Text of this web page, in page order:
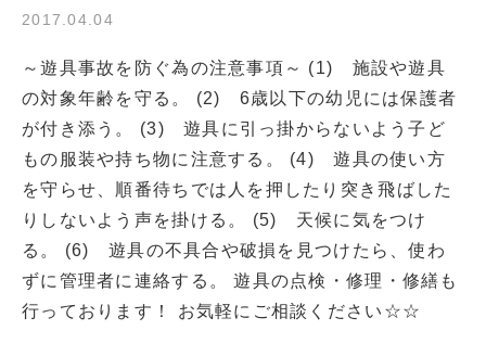
2017.04.04
～遊具事故を防ぐ為の注意事項～ (1) 施設や遊具
の対象年齢を守る。 (2) 6歳以下の幼児には保護者
が付き添う。 (3) 遊具に引っ掛からないよう子ど
もの服装や持ち物に注意する。 (4) 遊具の使い方
を守らせ、順番待ちでは人を押したり突き飛ばした
りしないよう声を掛ける。 (5) 天候に気をつけ
る。 (6) 遊具の不具合や破損を見つけたら、使わ
ずに管理者に連絡する。 遊具の点検・修理・修繕も
行っております！ お気軽にご相談ください☆☆